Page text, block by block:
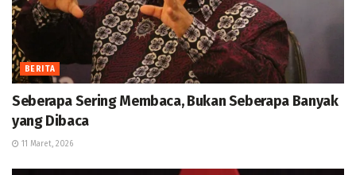
BERITA
Seberapa Sering Membaca, Bukan Seberapa Banyak
yang Dibaca
11 Maret, 2026